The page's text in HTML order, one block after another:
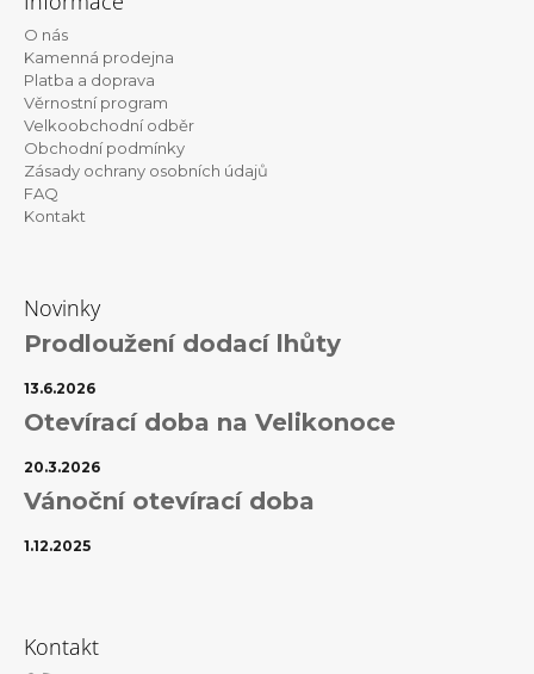
O nás
Kamenná prodejna
Platba a doprava
Věrnostní program
Velkoobchodní odběr
Obchodní podmínky
Zásady ochrany osobních údajů
FAQ
Kontakt
Novinky
Prodloužení dodací lhůty
13.6.2026
Otevírací doba na Velikonoce
20.3.2026
Vánoční otevírací doba
1.12.2025
Kontakt